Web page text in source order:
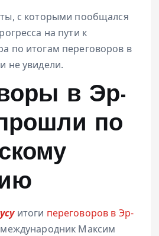
с которыми пообщался
на пути к
по итогам переговоров в
не увидели.
в Эр-
по
итоги переговоров в Эр-
Максим